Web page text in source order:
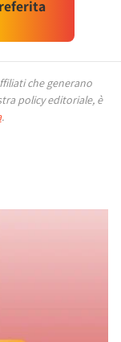
che generano
policy editoriale, è
.